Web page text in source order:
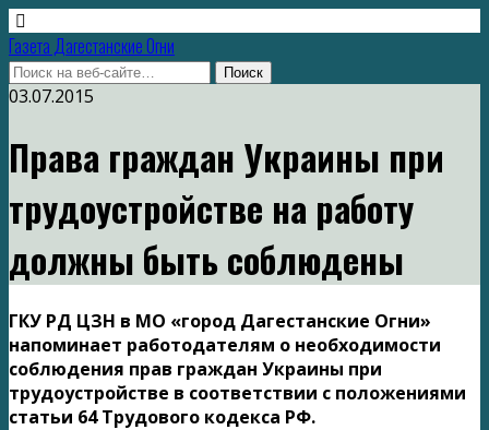
Газета Дагестанские Огни
03.07.2015
Права граждан Украины при
трудоустройстве на работу
должны быть соблюдены
ГКУ РД ЦЗН в МО «город Дагестанские Огни»
напоминает работодателям о необходимости
соблюдения прав граждан Украины при
трудоустройстве в соответствии с положениями
статьи 64 Трудового кодекса РФ.